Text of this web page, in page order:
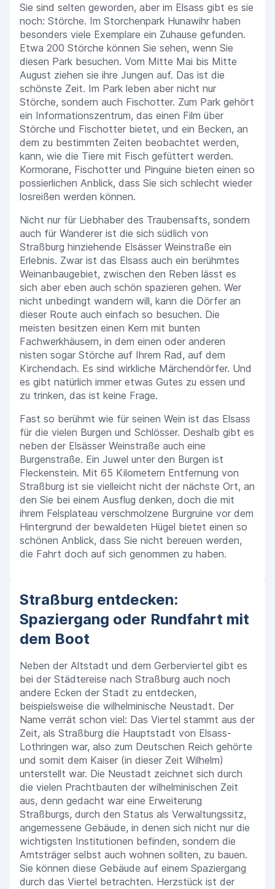
Sie sind selten geworden, aber im Elsass gibt es sie
noch: Störche. Im Storchenpark Hunawihr haben
besonders viele Exemplare ein Zuhause gefunden.
Etwa 200 Störche können Sie sehen, wenn Sie
diesen Park besuchen. Vom Mitte Mai bis Mitte
August ziehen sie ihre Jungen auf. Das ist die
schönste Zeit. Im Park leben aber nicht nur
Störche, sondern auch Fischotter. Zum Park gehört
ein Informationszentrum, das einen Film über
Störche und Fischotter bietet, und ein Becken, an
dem zu bestimmten Zeiten beobachtet werden,
kann, wie die Tiere mit Fisch gefüttert werden.
Kormorane, Fischotter und Pinguine bieten einen so
possierlichen Anblick, dass Sie sich schlecht wieder
losreißen werden können.
Nicht nur für Liebhaber des Traubensafts, sondern
auch für Wanderer ist die sich südlich von
Straßburg hinziehende Elsässer Weinstraße ein
Erlebnis. Zwar ist das Elsass auch ein berühmtes
Weinanbaugebiet, zwischen den Reben lässt es
sich aber eben auch schön spazieren gehen. Wer
nicht unbedingt wandern will, kann die Dörfer an
dieser Route auch einfach so besuchen. Die
meisten besitzen einen Kern mit bunten
Fachwerkhäusern, in dem einen oder anderen
nisten sogar Störche auf Ihrem Rad, auf dem
Kirchendach. Es sind wirkliche Märchendörfer. Und
es gibt natürlich immer etwas Gutes zu essen und
zu trinken, das ist keine Frage.
Fast so berühmt wie für seinen Wein ist das Elsass
für die vielen Burgen und Schlösser. Deshalb gibt es
neben der Elsässer Weinstraße auch eine
Burgenstraße. Ein Juwel unter den Burgen ist
Fleckenstein. Mit 65 Kilometern Entfernung von
Straßburg ist sie vielleicht nicht der nächste Ort, an
den Sie bei einem Ausflug denken, doch die mit
ihrem Felsplateau verschmolzene Burgruine vor dem
Hintergrund der bewaldeten Hügel bietet einen so
schönen Anblick, dass Sie nicht bereuen werden,
die Fahrt doch auf sich genommen zu haben.
Straßburg entdecken:
Spaziergang oder Rundfahrt mit
dem Boot
Neben der Altstadt und dem Gerberviertel gibt es
bei der Städtereise nach Straßburg auch noch
andere Ecken der Stadt zu entdecken,
beispielsweise die wilhelminische Neustadt. Der
Name verrät schon viel: Das Viertel stammt aus der
Zeit, als Straßburg die Hauptstadt von Elsass-
Lothringen war, also zum Deutschen Reich gehörte
und somit dem Kaiser (in dieser Zeit Wilhelm)
unterstellt war. Die Neustadt zeichnet sich durch
die vielen Prachtbauten der wilhelminischen Zeit
aus, denn gedacht war eine Erweiterung
Straßburgs, durch den Status als Verwaltungssitz,
angemessene Gebäude, in denen sich nicht nur die
wichtigsten Institutionen befinden, sondern die
Amtsträger selbst auch wohnen sollten, zu bauen.
Sie können diese Gebäude auf einem Spaziergang
durch das Viertel betrachten. Herzstück ist der